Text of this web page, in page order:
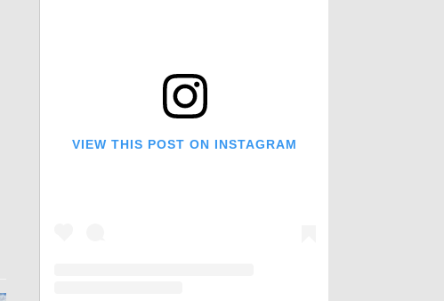
VIEW THIS POST ON INSTAGRAM